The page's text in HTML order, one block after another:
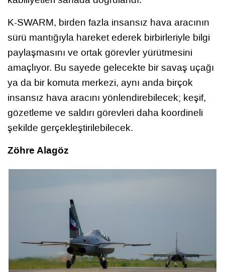
K-SWARM, birden fazla insansız hava aracının
sürü mantığıyla hareket ederek birbirleriyle bilgi
paylaşmasını ve ortak görevler yürütmesini
amaçlıyor. Bu sayede gelecekte bir savaş uçağı
ya da bir komuta merkezi, aynı anda birçok
insansız hava aracını yönlendirebilecek; keşif,
gözetleme ve saldırı görevleri daha koordineli
şekilde gerçekleştirilebilecek.
Zöhre Alagöz